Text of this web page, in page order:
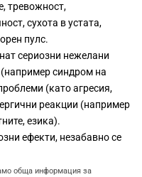
тревожност,
сухота в устата,
пулс.
сериозни нежелани
синдром на
(като агресия,
реакции (например
езика).
ефекти, незабавно се
обща информация за